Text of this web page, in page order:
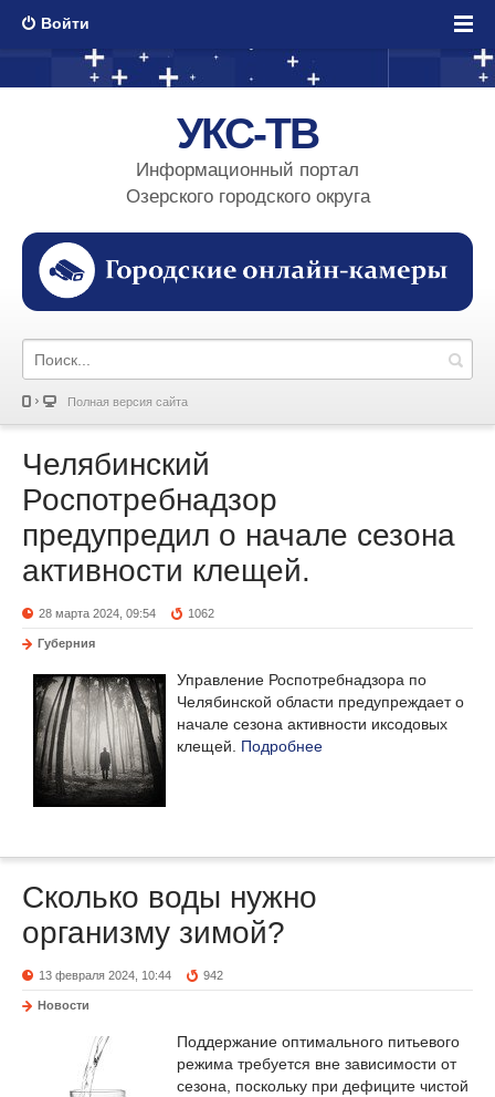
Войти
УКС-ТВ
Информационный портал
Озерского городского округа
Полная версия сайта
Челябинский
Роспотребнадзор
предупредил о начале сезона
активности клещей.
28 марта 2024, 09:54 1062
Губерния
Управление Роспотребнадзора по
Челябинской области предупреждает о
начале сезона активности иксодовых
клещей. Подробнее
Сколько воды нужно
организму зимой?
13 февраля 2024, 10:44 942
Новости
Поддержание оптимального питьевого
режима требуется вне зависимости от
сезона, поскольку при дефиците чистой